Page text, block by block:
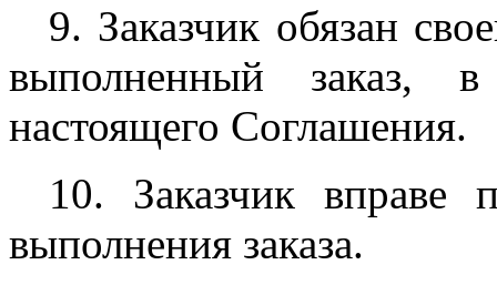
9. Заказчик обязан
выполненный заказ,
настоящего Соглашения.
10. Заказчик вправе
выполнения заказа.